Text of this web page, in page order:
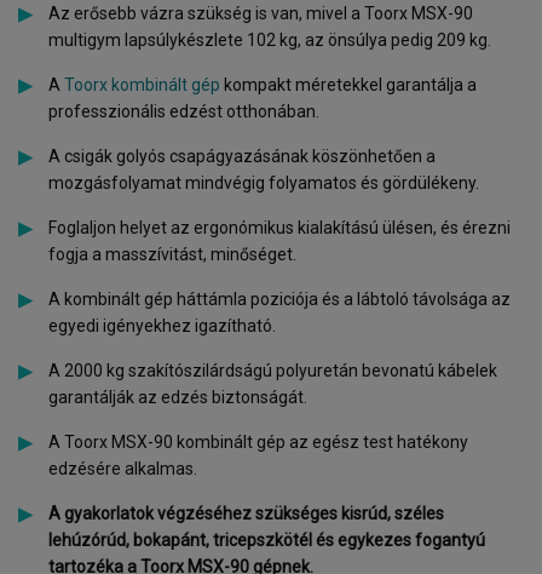
Az erősebb vázra szükség is van, mivel a Toorx MSX-90
multigym lapsúlykészlete 102 kg, az önsúlya pedig 209 kg.
A Toorx kombinált gép kompakt méretekkel garantálja a
professzionális edzést otthonában.
A csigák golyós csapágyazásának köszönhetően a
mozgásfolyamat mindvégig folyamatos és gördülékeny.
Foglaljon helyet az ergonómikus kialakítású ülésen, és érezni
fogja a masszívitást, minőséget.
A kombinált gép háttámla poziciója és a lábtoló távolsága az
egyedi igényekhez igazítható.
A 2000 kg szakítószilárdságú polyuretán bevonatú kábelek
garantálják az edzés biztonságát.
A Toorx MSX-90 kombinált gép az egész test hatékony
edzésére alkalmas.
A gyakorlatok végzéséhez szükséges kisrúd, széles
lehúzórúd, bokapánt, tricepszkötél és egykezes fogantyú
tartozéka a Toorx MSX-90 gépnek.